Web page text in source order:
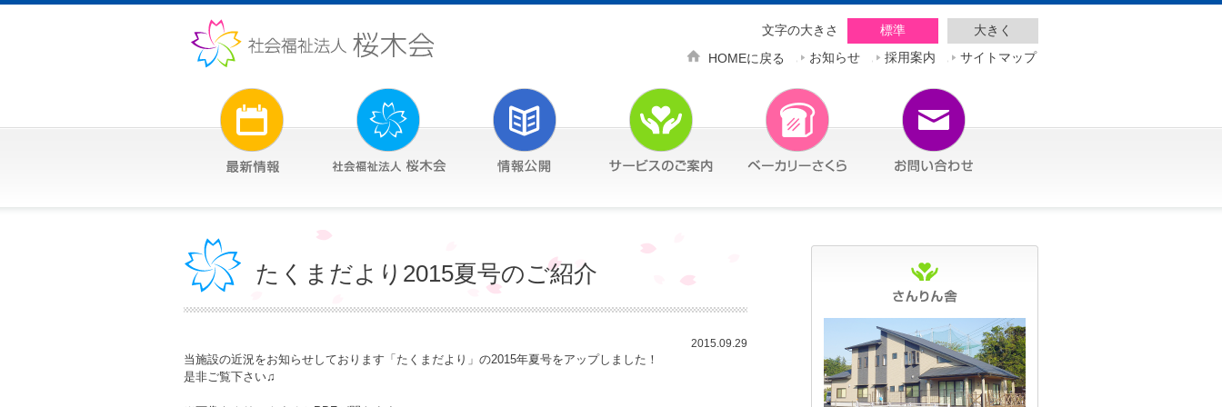
文字の大きさ 標準
大きく
HOMEに戻る
お知らせ 採用案内 サイトマップ
たくまだより2015夏号のご紹介
2015.09.29
当施設の近況をお知らせしております「たくまだより」の2015年夏号をアップしました！
是非ご覧下さい♫